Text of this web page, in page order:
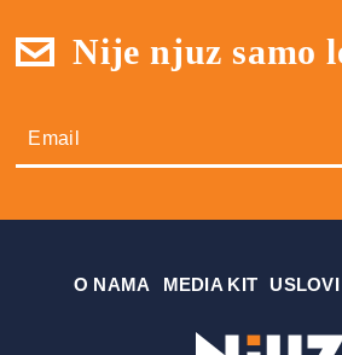
Nije njuz samo
О NAMA MEDIA KIT